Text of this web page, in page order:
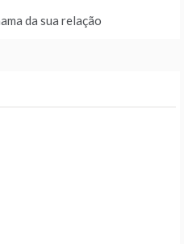
da sua relação